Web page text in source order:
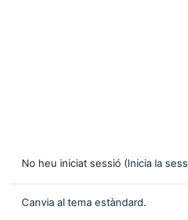
No heu iniciat sessió (Inicia la
Canvia al tema estàndard.